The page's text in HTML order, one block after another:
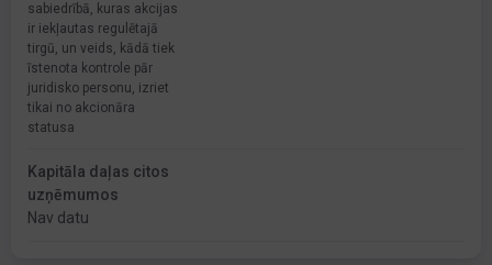
sabiedrībā, kuras akcijas
ir iekļautas regulētajā
tirgū, un veids, kādā tiek
īstenota kontrole pār
juridisko personu, izriet
tikai no akcionāra
statusa
Kapitāla daļas citos
uzņēmumos
Nav datu